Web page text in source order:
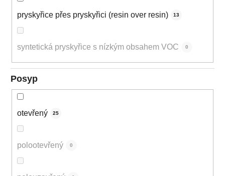
pryskyřice přes pryskyřici (resin over resin) 13
syntetická pryskyřice s nízkým obsahem VOC 0
Posyp
otevřený 25
polootevřený 0